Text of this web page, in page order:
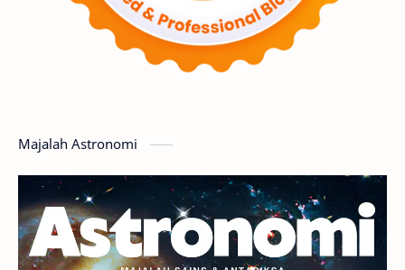
Featured Mars
GMT 2016
Planet Kerdil Bumi Pengetahuan
Berita Hujan Meteor Satelit Alami
Majalah Astronomi